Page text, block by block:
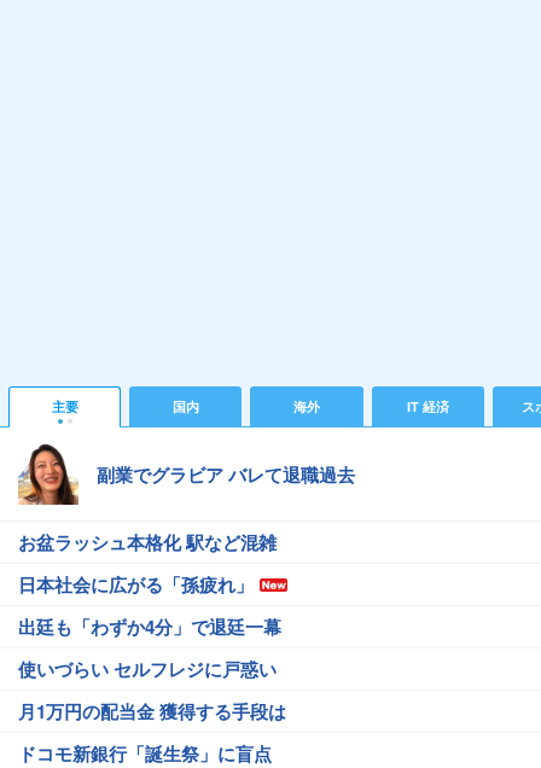
主要 国内 海外 IT 経済 ス
副業でグラビア バレて退職過去
お盆ラッシュ本格化 駅など混雑
日本社会に広がる「孫疲れ」
出廷も「わずか4分」で退廷一幕
使いづらい セルフレジに戸惑い
月1万円の配当金 獲得する手段は
ドコモ新銀行「誕生祭」に盲点